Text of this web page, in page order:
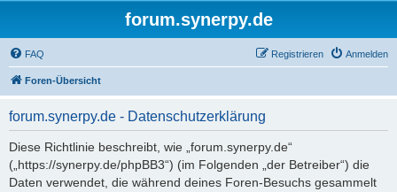
forum.synerpy.de
FAQ Anmelden
Registrieren
Foren-Übersicht
forum.synerpy.de - Datenschutzerklärung
Diese Richtlinie beschreibt, wie „forum.synerpy.de“
(„https://synerpy.de/phpBB3“) (im Folgenden „der Betreiber“) die
Daten verwendet, die während deines Foren-Besuchs gesammelt